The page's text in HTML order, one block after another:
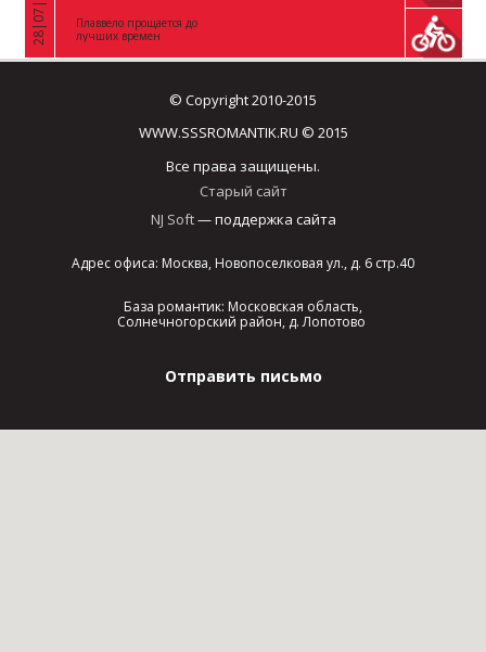
Плаввело прощается до
лучших времен
© Copyright 2010-2015
WWW.SSSROMANTIK.RU © 2015
Все права защищены.
Старый сайт
NJ Soft— поддержка сайта
Адрес офиса: Москва, Новопоселковая ул., д. 6 стр.40
База романтик: Московская область,
Солнечногорский район, д. Лопотово
Отправить письмо